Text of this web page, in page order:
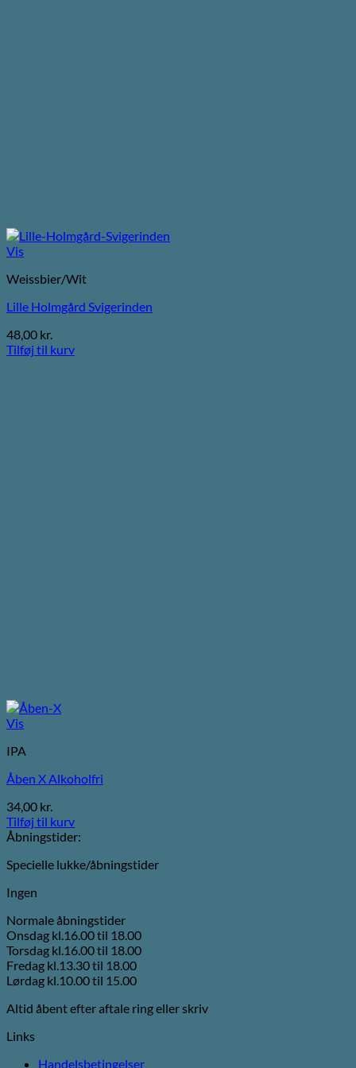
Vis
Weissbier/Wit
Lille Holmgård Svigerinden
48,00 kr.
Tilføj til kurv
Vis
IPA
Åben X Alkoholfri
34,00 kr.
Tilføj til kurv
Åbningstider:
Specielle lukke/åbningstider
Ingen
Normale åbningstider
Onsdag kl.16.00 til 18.00
Torsdag kl.16.00 til 18.00
Fredag kl.13.30 til 18.00
Lørdag kl.10.00 til 15.00
Altid åbent efter aftale ring eller skriv
Links
Handelsbetingelser